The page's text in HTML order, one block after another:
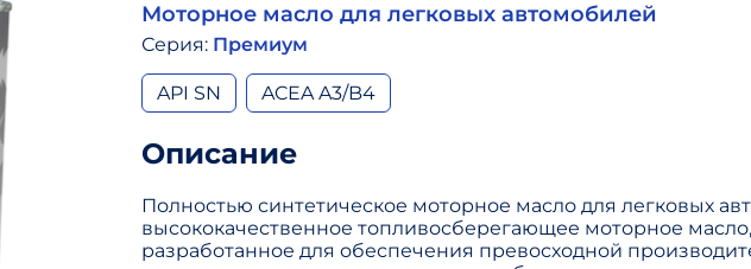
Моторное масло для легковых автомобилей
Серия: Премиум
API SN ACEA A3/B4
Описание
Полностью синтетическое моторное масло для легковых
высококачественное топливосберегающее моторное
разработанное для обеспечения превосходной